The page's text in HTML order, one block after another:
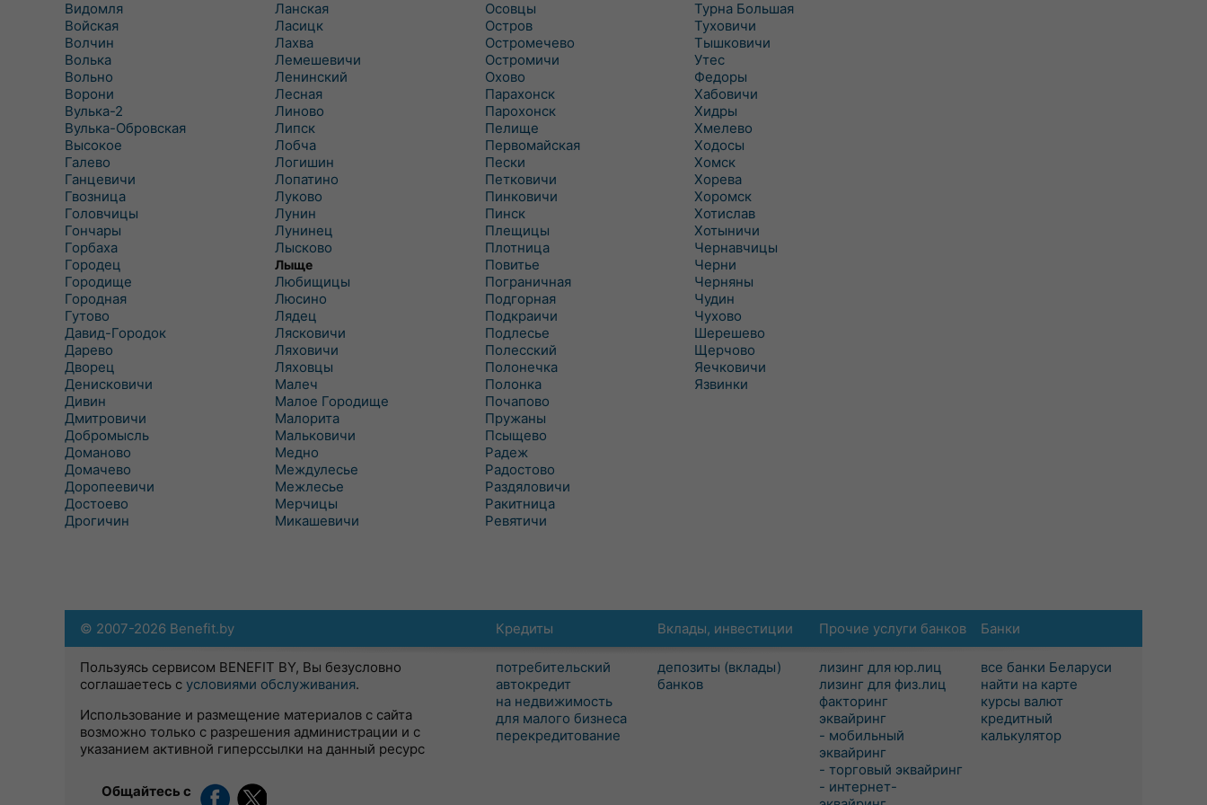
Видомля
Войская
Волчин
Волька
Вольно
Ворони
Вулька-2
Вулька-Обровская
Высокое
Галево
Ганцевичи
Гвозница
Головчицы
Гончары
Горбаха
Городец
Городище
Городная
Гутово
Давид-Городок
Дарево
Дворец
Денисковичи
Дивин
Дмитровичи
Добромысль
Доманово
Домачево
Доропеевичи
Достоево
Дрогичин
Ланская
Ласицк
Лахва
Лемешевичи
Ленинский
Лесная
Линово
Липск
Лобча
Логишин
Лопатино
Луково
Лунин
Лунинец
Лысково
Лыще
Любищицы
Люсино
Лядец
Лясковичи
Ляховичи
Ляховцы
Малеч
Малое Городище
Малорита
Мальковичи
Медно
Междулесье
Межлесье
Мерчицы
Микашевичи
Осовцы
Остров
Остромечево
Остромичи
Охово
Парахонск
Парохонск
Пелище
Первомайская
Пески
Петковичи
Пинковичи
Пинск
Плещицы
Плотница
Повитье
Пограничная
Подгорная
Подкраичи
Подлесье
Полесский
Полонечка
Полонка
Почапово
Пружаны
Псыщево
Радеж
Радостово
Раздяловичи
Ракитница
Ревятичи
Турна Большая
Туховичи
Тышковичи
Утес
Федоры
Хабовичи
Хидры
Хмелево
Ходосы
Хомск
Хорева
Хоромск
Хотислав
Хотыничи
Чернавчицы
Черни
Черняны
Чудин
Чухово
Шерешево
Щерчово
Яечковичи
Язвинки
Кредиты
потребительский
автокредит
на недвижимость
для малого бизнеса
перекредитование
Вклады, инвестиции
депозиты (вклады)
банков
Прочие услуги банков
лизинг для юр.лиц
лизинг для физ.лиц
факторинг
эквайринг
- мобильный
эквайринг
- торговый эквайринг
- интернет-
Банки
все банки Беларуси
найти на карте
курсы валют
кредитный
калькулятор
© 2007-2026 Benefit.by
Пользуясь сервисом BENEFIT BY, Вы безусловно
соглашаетесь с условиями обслуживания.
Использование и размещение материалов с сайта
возможно только с разрешения администрации и с
указанием активной гиперссылки на данный ресурс
Общайтесь с